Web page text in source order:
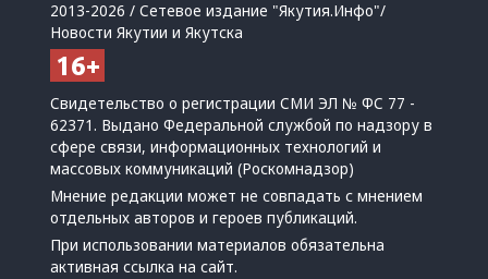
2013-2026 / Сетевое издание "Якутия.Инфо"/
Новости Якутии и Якутска
Свидетельство о регистрации СМИ ЭЛ № ФС 77 -
62371. Выдано Федеральной службой по надзору в
сфере связи, информационных технологий и
массовых коммуникаций (Роскомнадзор)
Мнение редакции может не совпадать с мнением
отдельных авторов и героев публикаций.
При использовании материалов обязательна
активная ссылка на сайт.